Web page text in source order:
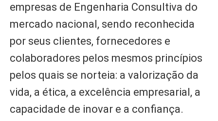
empresas de Engenharia Consultiva do
mercado nacional, sendo reconhecida
por seus clientes, fornecedores e
colaboradores pelos mesmos princípios
pelos quais se norteia: a valorização da
vida, a ética, a excelência empresarial, a
capacidade de inovar e a confiança.